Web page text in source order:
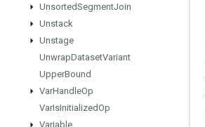
UnsortedSegmentJoin
Unstack
Unstage
UnwrapDatasetVariant
UpperBound
VarHandleOp
VarIsInitializedOp
Variable